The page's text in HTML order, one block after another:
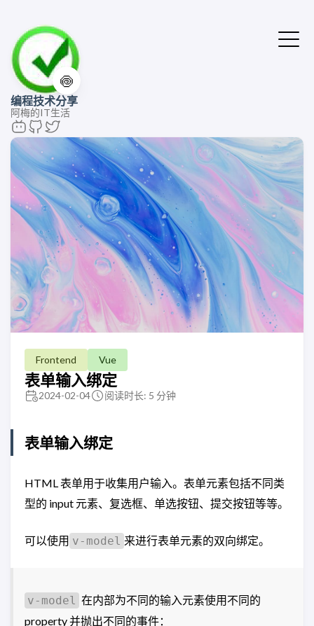
🍥
编程技术分享
阿梅的IT生活
Frontend Vue
表单输入绑定
2024-02-04 阅读时长: 5 分钟
表单输入绑定
HTML 表单用于收集用户输入。表单元素包括不同类
型的 input 元素、复选框、单选按钮、提交按钮等等。
可以使用 v-model 来进行表单元素的双向绑定。
v-model 在内部为不同的输入元素使用不同的
property 并抛出不同的事件：